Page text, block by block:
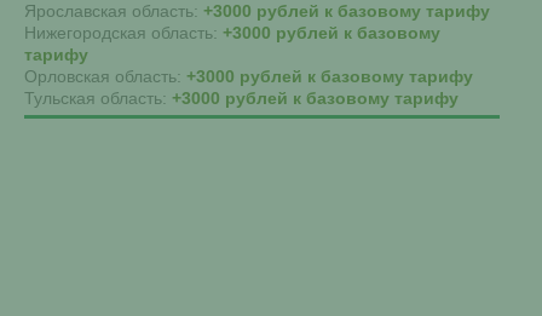
Ярославская область: +3000 рублей к базовому тарифу
Нижегородская область: +3000 рублей к базовому
тарифу
Орловская область: +3000 рублей к базовому тарифу
Тульская область: +3000 рублей к базовому тарифу